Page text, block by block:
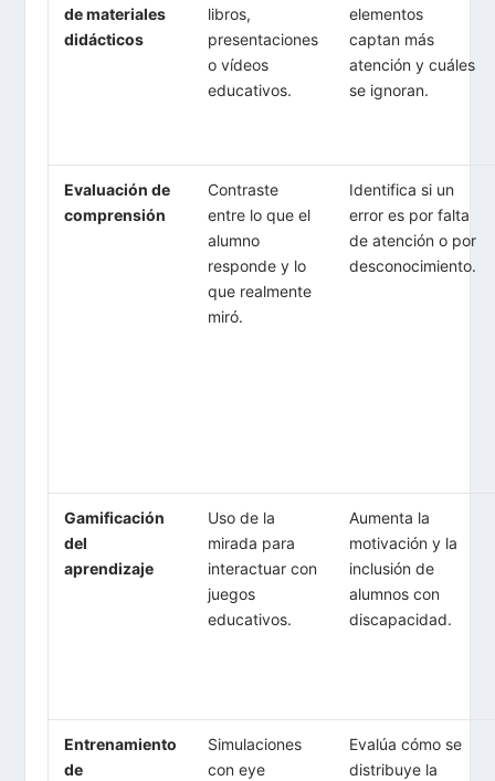
de materiales
didácticos
libros,
presentaciones
o vídeos
educativos.
elementos
captan más
atención y cuáles
se ignoran.
Evaluación de
comprensión
Contraste
entre lo que el
alumno
responde y lo
que realmente
miró.
Identifica si un
error es por falta
de atención o por
desconocimiento.
Gamificación
del
aprendizaje
Uso de la
mirada para
interactuar con
juegos
educativos.
Aumenta la
motivación y la
inclusión de
alumnos con
discapacidad.
Entrenamiento
de
Simulaciones
con eye
Evalúa cómo se
distribuye la